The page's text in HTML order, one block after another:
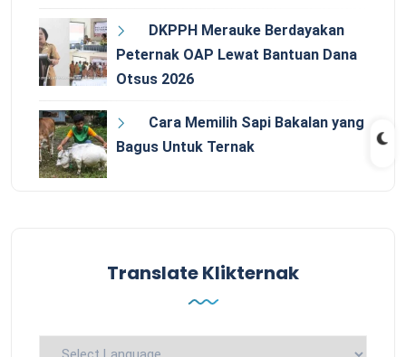
DKPPH Merauke Berdayakan
Peternak OAP Lewat Bantuan Dana
Otsus 2026
Cara Memilih Sapi Bakalan yang
Bagus Untuk Ternak
Translate Klikternak